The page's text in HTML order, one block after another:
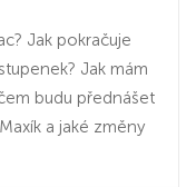
Jak pokračuje
Jak mám
budu přednášet
a jaké změny